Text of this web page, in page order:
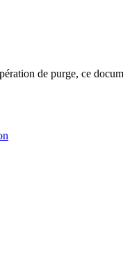
de purge, ce